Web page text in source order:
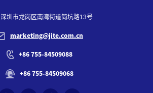
深圳市龙岗区南湾街道简坑路13号
marketing@jite.com.cn
+86 755-84509088
+86 755-84509068